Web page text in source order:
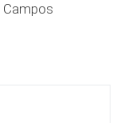
Campos